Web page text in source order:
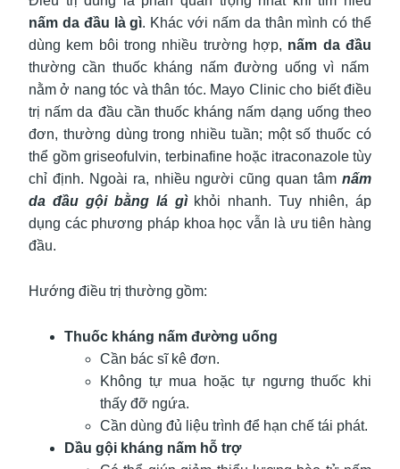
nấm da đầu là gì. Khác với nấm da thân mình có thể
dùng kem bôi trong nhiều trường hợp, nấm da đầu
thường cần thuốc kháng nấm đường uống vì nấm
nằm ở nang tóc và thân tóc. Mayo Clinic cho biết điều
trị nấm da đầu cần thuốc kháng nấm dạng uống theo
đơn, thường dùng trong nhiều tuần; một số thuốc có
thể gồm griseofulvin, terbinafine hoặc itraconazole tùy
chỉ định. Ngoài ra, nhiều người cũng quan tâm nấm
da đầu gội bằng lá gì khỏi nhanh. Tuy nhiên, áp
dụng các phương pháp khoa học vẫn là ưu tiên hàng
đầu.
Hướng điều trị thường gồm:
Thuốc kháng nấm đường uống
Cần bác sĩ kê đơn.
Không tự mua hoặc tự ngưng thuốc khi
thấy đỡ ngứa.
Cần dùng đủ liệu trình để hạn chế tái phát.
Dầu gội kháng nấm hỗ trợ